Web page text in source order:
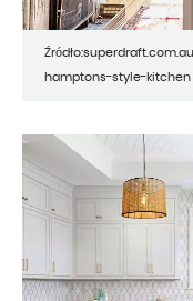
hamptons-style-kitchen